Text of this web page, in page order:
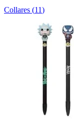
Collares (11)